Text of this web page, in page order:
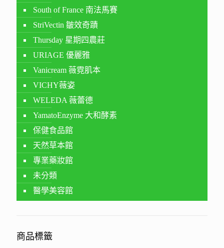
South of France 南法馬賽
StriVectin 皺效奇蹟
Thursday 星期四農莊
URIAGE 優麗雅
Vanicream 薇霓肌本
VICHY薇姿
WELEDA 薇蕾德
YamatoEnzyme 大和酵素
保健食品館
天然草本館
專業藥妝館
未分類
醫學美容館
商品標籤